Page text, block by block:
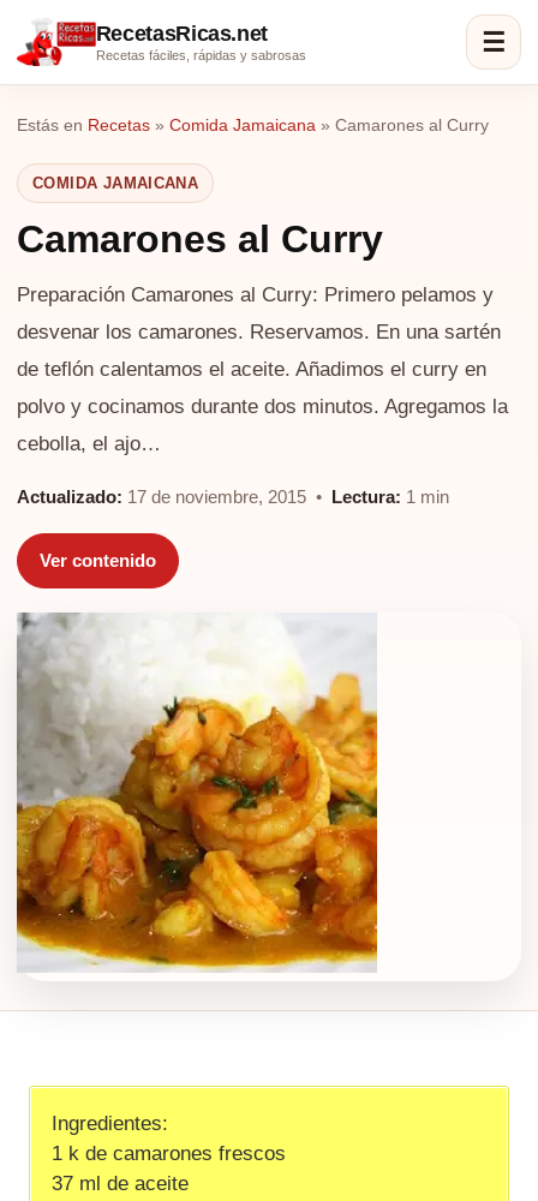
RecetasRicas.net
Recetas fáciles, rápidas y sabrosas ☰
Estás en Recetas » Comida Jamaicana » Camarones al Curry
COMIDA JAMAICANA
Camarones al Curry
Preparación Camarones al Curry: Primero pelamos y
desvenar los camarones. Reservamos. En una sartén
de teflón calentamos el aceite. Añadimos el curry en
polvo y cocinamos durante dos minutos. Agregamos la
cebolla, el ajo…
Actualizado: 17 de noviembre, 2015 • Lectura: 1 min
Ver contenido
Ingredientes:
1 k de camarones frescos
37 ml de aceite